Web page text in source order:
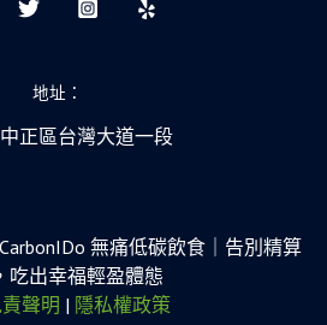
地址：
正區台灣大道一段
無痛低碳飲食｜告別精算
吃出幸福輕盈體態
聲明 | 隱私權政策